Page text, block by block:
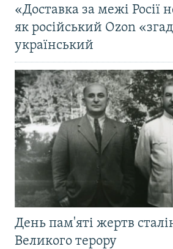
«Доставка за межі Росії
як російський Ozon
український
День пам'яті жертв
Великого терору